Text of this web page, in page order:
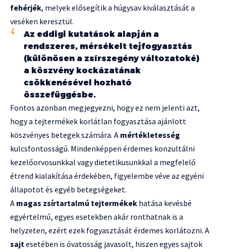
fehérjék, melyek elősegítik a húgysav kiválasztását a
veséken keresztül.
Az eddigi kutatások alapján a
rendszeres, mérsékelt tejfogyasztás
(különösen a zsírszegény változatoké)
a köszvény kockázatának
csökkenésével hozható
összefüggésbe.
Fontos azonban megjegyezni, hogy ez nem jelenti azt,
hogy a tejtermékek korlátlan fogyasztása ajánlott
köszvényes betegek számára. A mértékletesség
kulcsfontosságú. Mindenképpen érdemes konzultálni
kezelőorvosunkkal vagy dietetikusunkkal a megfelelő
étrend kialakítása érdekében, figyelembe véve az egyéni
állapotot és egyéb betegségeket.
A magas zsírtartalmú tejtermékek hatása kevésbé
egyértelmű, egyes esetekben akár ronthatnak is a
helyzeten, ezért ezek fogyasztását érdemes korlátozni. A
sajtesetében is óvatosság javasolt, hiszen egyes sajtok